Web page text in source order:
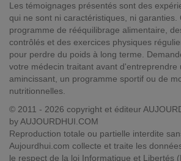
Les témoignages présentés sont des
qui ne sont ni caractéristiques, ni garanties.
programme de rééquilibrage alimentaire,
contrôlés et des exercices physiques
pour perdre du poids à long terme.
votre médecin traitant avant d'entreprendre
amincissant, un programme sportif ou de
nutritionnelles.
© 2011 - 2026 copyright et éditeur
by AUJOURDHUI.COM
Reproduction totale ou partielle interdite
Aujourdhui.com collecte et traite les
le respect de la loi Informatique et Libertés